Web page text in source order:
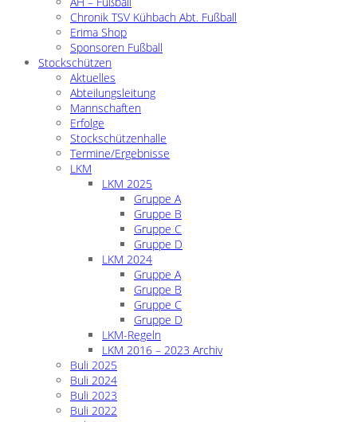
Chronik TSV Kühbach Abt. Fußball
Erima Shop
Sponsoren Fußball
Stockschützen
Aktuelles
Abteilungsleitung
Mannschaften
Erfolge
Stockschützenhalle
Termine/Ergebnisse
LKM
LKM 2025
Gruppe A
Gruppe B
Gruppe C
Gruppe D
LKM 2024
Gruppe A
Gruppe B
Gruppe C
Gruppe D
LKM-Regeln
LKM 2016 – 2023 Archiv
Buli 2025
Buli 2024
Buli 2023
Buli 2022